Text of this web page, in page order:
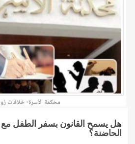
هل يسمح القانون بسفر الطفل مع
الحاضنة؟